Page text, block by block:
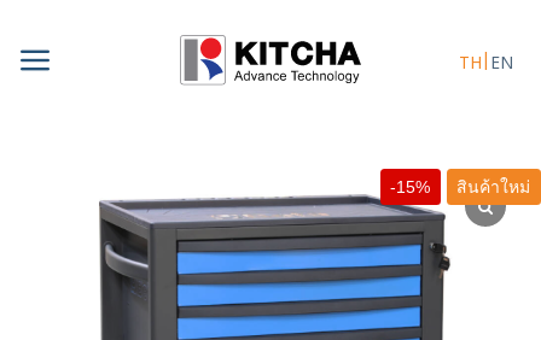
content
TH EN
-15% สินค้าใหม่